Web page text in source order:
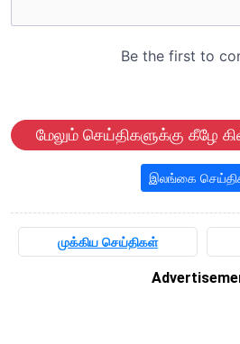
மேலும் செய்திகளுக்கு கீழே
இலங்கை
முக்கிய செய்திகள்